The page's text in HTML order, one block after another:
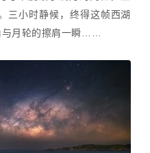
三小时静候，终得这帧西湖
与月轮的擦肩一瞬……